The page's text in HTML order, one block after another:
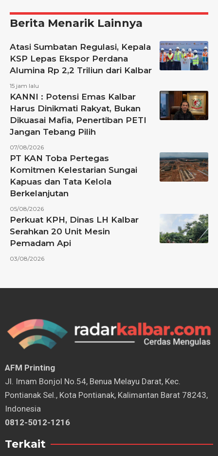
Berita Menarik Lainnya
Atasi Sumbatan Regulasi, Kepala
KSP Lepas Ekspor Perdana
Alumina Rp 2,2 Triliun dari Kalbar
15 jam lalu
KANNI : Potensi Emas Kalbar
Harus Dinikmati Rakyat, Bukan
Dikuasai Mafia, Penertiban PETI
Jangan Tebang Pilih
07/08/2026
PT KAN Toba Pertegas
Komitmen Kelestarian Sungai
Kapuas dan Tata Kelola
Berkelanjutan
05/08/2026
Perkuat KPH, Dinas LH Kalbar
Serahkan 20 Unit Mesin
Pemadam Api
03/08/2026
AFM Printing
⁠Jl. Imam Bonjol No.54, Benua Melayu Darat, Kec.
Pontianak Sel., Kota Pontianak, Kalimantan Barat 78243,
Indonesia
0812-5012-1216
Terkait